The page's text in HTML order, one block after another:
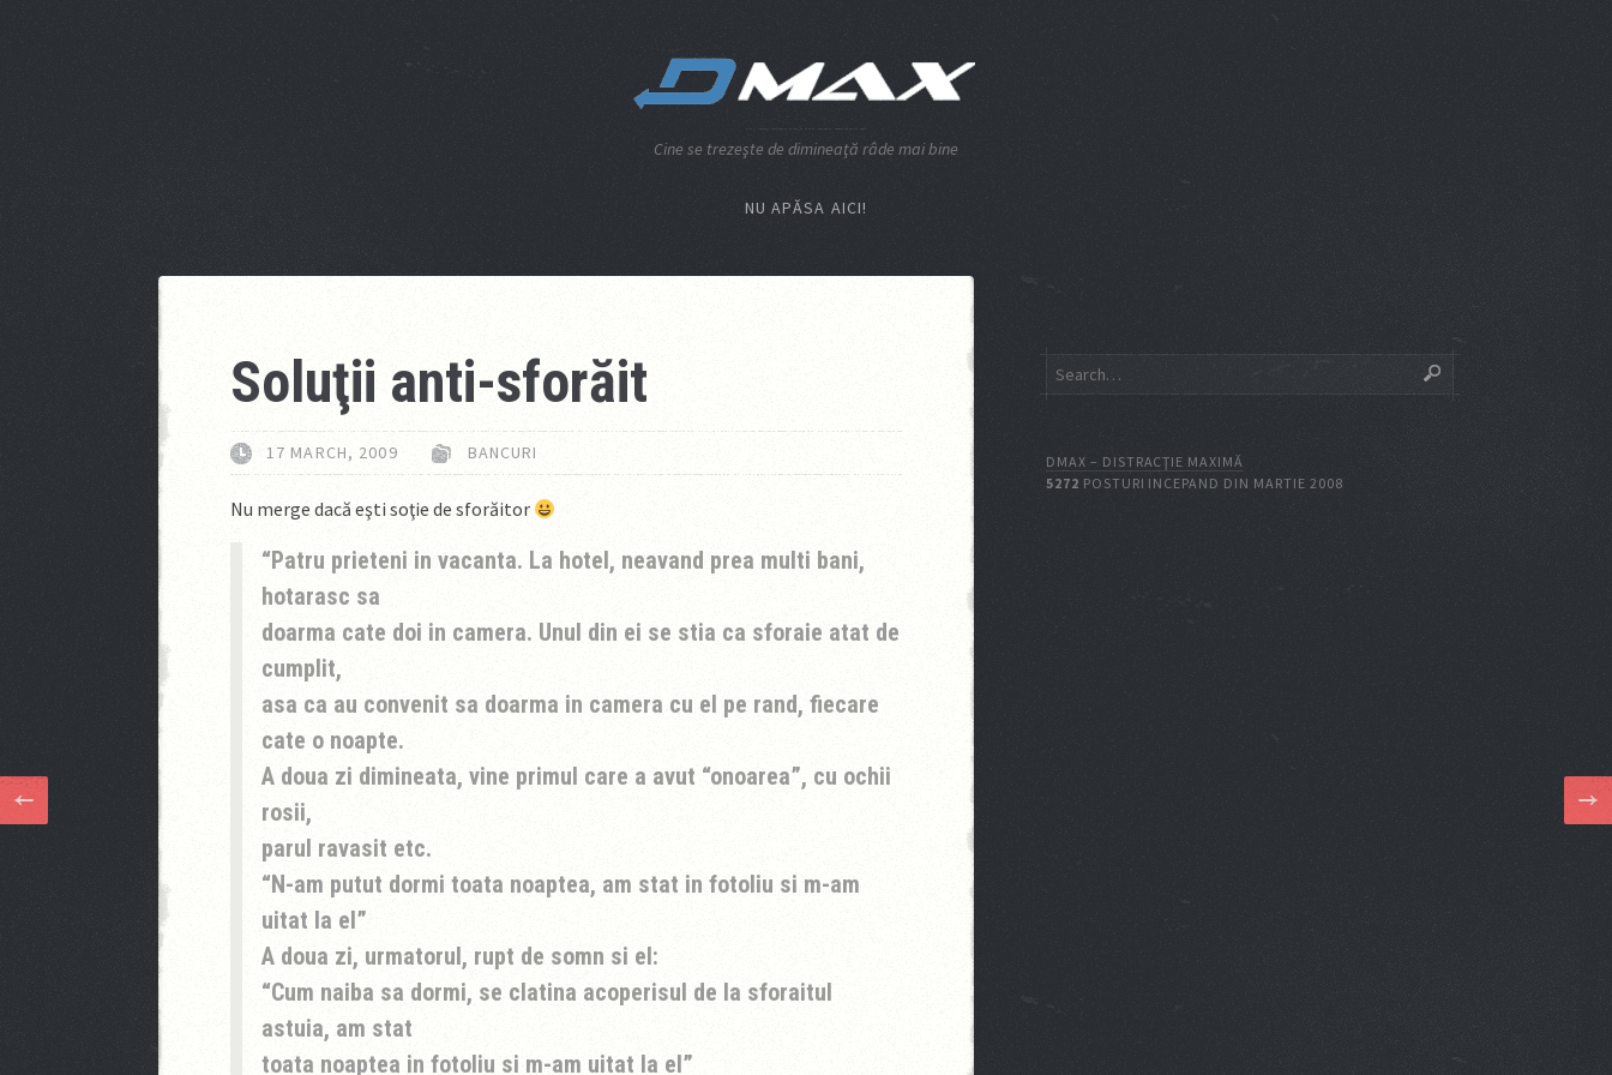
Cine se trezeşte de dimineaţă râde mai bine
NU APĂSA AICI!
Soluţii anti-sforăit
17 MARCH, 2009 BANCURI
Nu merge dacă eşti soţie de sforăitor
Patru prieteni in vacanta. La hotel, neavand prea multi bani,
hotarasc sa
doarma cate doi in camera. Unul din ei se stia ca sforaie atat de
cumplit,
asa ca au convenit sa doarma in camera cu el pe rand, fiecare
cate o noapte.
A doua zi dimineata, vine primul care a avut “onoarea”, cu ochii
rosii,
parul ravasit etc.
“N-am putut dormi toata noaptea, am stat in fotoliu si m-am
uitat la el”
A doua zi, urmatorul, rupt de somn si el:
“Cum naiba sa dormi, se clatina acoperisul de la sforaitul
astuia, am stat
toata noaptea in fotoliu si m-am uitat la el”
DMAX – DISTRACŢIE MAXIMĂ
5272 POSTURI INCEPAND DIN MARTIE 2008